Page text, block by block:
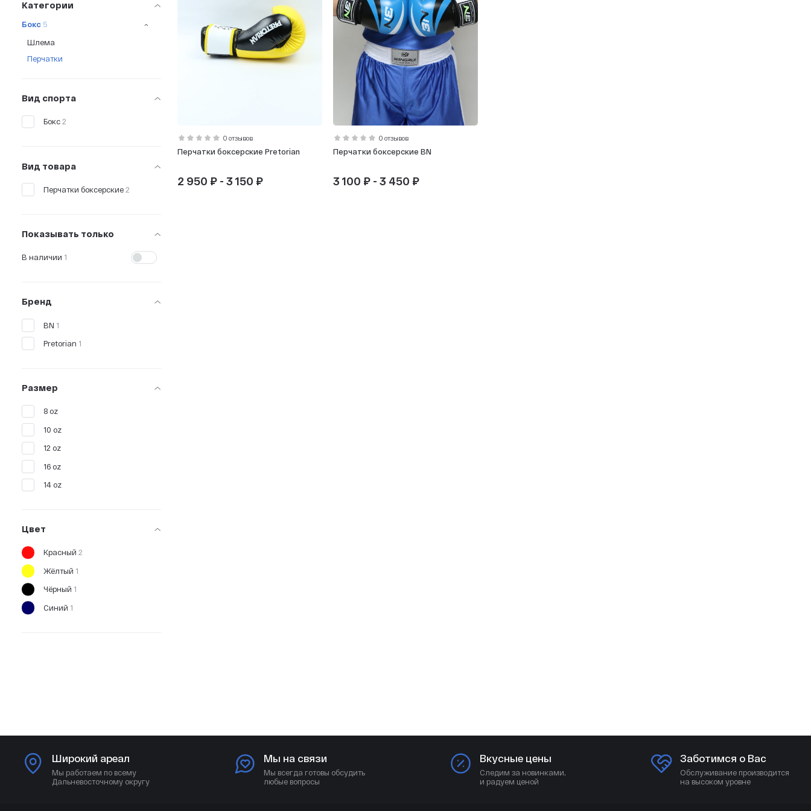
Категории
Бокс 5
Шлема
Перчатки
Вид спорта
Бокс 2
Вид товара
Перчатки боксерские 2
Показывать только
В наличии 1
Бренд
BN 1
Pretorian 1
Размер
8 oz
10 oz
12 oz
16 oz
14 oz
Цвет
Красный 2
Жёлтый 1
Чёрный 1
Синий 1
0 отзывов
Перчатки боксерские Pretorian
2 950 ₽ - 3 150 ₽
0 отзывов
Перчатки боксерские BN
3 100 ₽ - 3 450 ₽
Широкий ареал
Мы работаем по всему
Дальневосточному округу
Мы на связи
Мы всегда готовы обсудить
любые вопросы
Вкусные цены
Следим за новинками,
и радуем ценой
Заботимся о Вас
Обслуживание производится
на высоком уровне